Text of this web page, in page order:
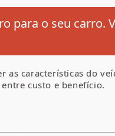
para o seu carro.
características do
custo e benefício.